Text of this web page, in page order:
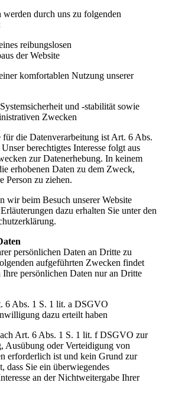
werden durch uns zu folgenden
reibungslosen
der Website
komfortablen Nutzung unserer
und -stabilität sowie
Zwecken
für die Datenverarbeitung ist Art. 6 Abs.
berechtigtes Interesse folgt aus
zur Datenerhebung. In keinem
erhobenen Daten zu dem Zweck,
Person zu ziehen.
wir beim Besuch unserer Website
dazu erhalten Sie unter den
persönlichen Daten an Dritte zu
aufgeführten Zwecken findet
Ihre persönlichen Daten nur an Dritte
6 Abs. 1 S. 1 lit. a DSGVO
dazu erteilt haben
Art. 6 Abs. 1 S. 1 lit. f DSGVO zur
Ausübung oder Verteidigung von
erforderlich ist und kein Grund zur
dass Sie ein überwiegendes
an der Nichtweitergabe Ihrer